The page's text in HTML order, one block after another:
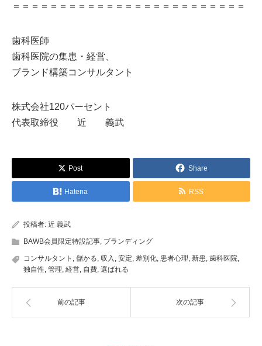
＝＝＝＝＝＝＝＝＝＝＝＝＝＝＝＝＝＝＝＝＝＝＝＝＝
歯科医師
歯科医院の集患・経営、
ブランド構築コンサルタント
株式会社120パーセント
代表取締役 近 義武
Post Share
Hatena RSS
投稿者: 近 義武
BAWB会員限定特設記事, ブランディング
コンサルタント , 儲かる, 収入 , 安定, 差別化, 患者心理, 新患, 歯科医院,
独自性, 管理, 経営, 自費, 選ばれる
前の記事 次の記事